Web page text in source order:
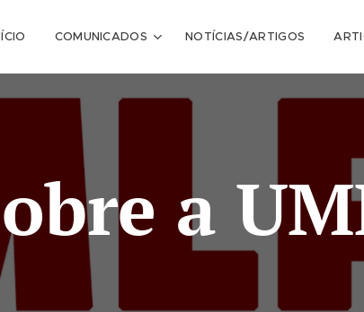
COMUNICADOS NOTÍCIAS/ARTIGOS
a